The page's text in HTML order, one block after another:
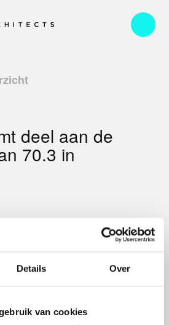
Details Over
van cookies
deel aan de
70.3 in
het zwemmen verliep perfect,
Hij stapte uiteindelijke als 5e van